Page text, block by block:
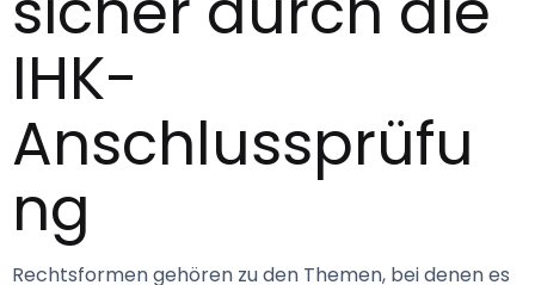
IHK-
Anschlussprüfu
ng
Rechtsformen gehören zu den Themen, bei denen es